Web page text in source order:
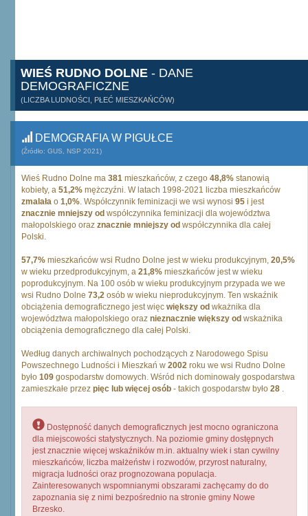
WIEŚ RUDNO DOLNE - DANE
DEMOGRAFICZNE
(LICZBA LUDNOŚCI, PŁEĆ MIESZKAŃCÓW)
DEMOGRAFIA W PIGUŁCE
(Źródło: GUS, NSP 2021)
Wieś Rudno Dolne ma 381 mieszkańców, z czego 48,8% stanowią
kobiety, a 51,2% mężczyźni. W latach 1998-2021 liczba mieszkańców
zmalała o 1,0%. Współczynnik feminizacji we wsi wynosi 95 i jest
znacznie mniejszy od współczynnika feminizacji dla województwa
małopolskiego oraz znacznie mniejszy od współczynnika dla całej
Polski.
57,7% mieszkańców wsi Rudno Dolne jest w wieku produkcyjnym, 20,5%
w wieku przedprodukcyjnym, a 21,8% mieszkańców jest w wieku
poprodukcyjnym. Na 100 osób w wieku produkcyjnym przypada we we
wsi Rudno Dolne 73,2 osób w wieku nieprodukcyjnym. Ten wskaźnik
obciążenia demograficznego jest więc większy od wkażnika dla
województwa małopolskiego oraz nieznacznie większy od wskażnika
obciążenia demograficznego dla całej Polski.
Według danych archiwalnych pochodzących z Narodowego Spisu
Powszechnego Ludności i Mieszkań w 2002 roku we wsi Rudno Dolne
było 109 gospodarstw domowych. Wśród nich dominowały gospodarstwa
zamieszkałe przez pięc lub więcej osób - takich gospodarstw było 28 .
Dostępność danych demograficznych jest mocno ograniczona
dla miejscowości statystycznych. Na poziomie gminy dostępnych
jest znacznie więcej wskaźników m.in. aktualny wiek i stan cywilny
mieszkańców, liczba małżeństw i rozwodów, przyrost naturalny,
migracja ludności oraz prognozowana populacja.
Zainteresowanych wspomnianymi obszarami zachęcamy do do
zapoznania się z nimi bezpośrednio na stronie gminy Nowe
Brzesko.